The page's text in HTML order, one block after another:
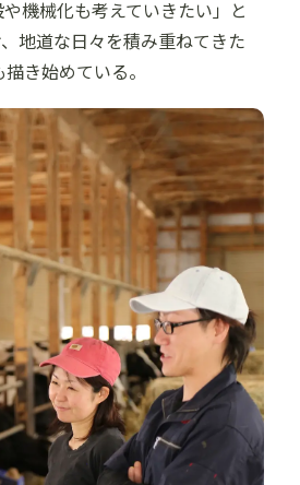
機械化も考えていきたい」と
地道な日々を積み重ねてきた
き始めている。